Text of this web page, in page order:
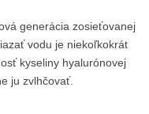
generácia zosieťovanej
vodu je niekoľkokrát
kyseliny hyalurónovej
ju zvlhčovať.